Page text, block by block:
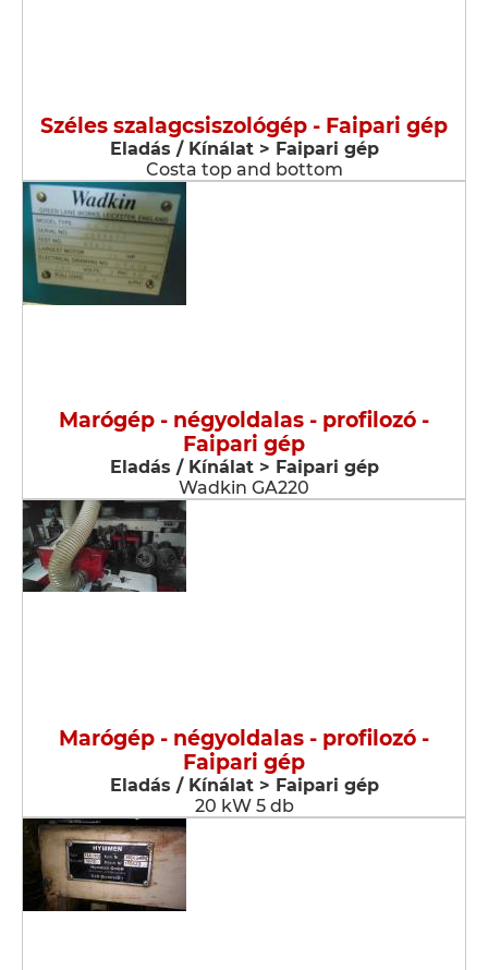
Széles szalagcsiszológép - Faipari gép
Eladás / Kínálat > Faipari gép
Costa top and bottom
Marógép - négyoldalas - profilozó -
Faipari gép
Eladás / Kínálat > Faipari gép
Wadkin GA220
Marógép - négyoldalas - profilozó -
Faipari gép
Eladás / Kínálat > Faipari gép
20 kW 5 db